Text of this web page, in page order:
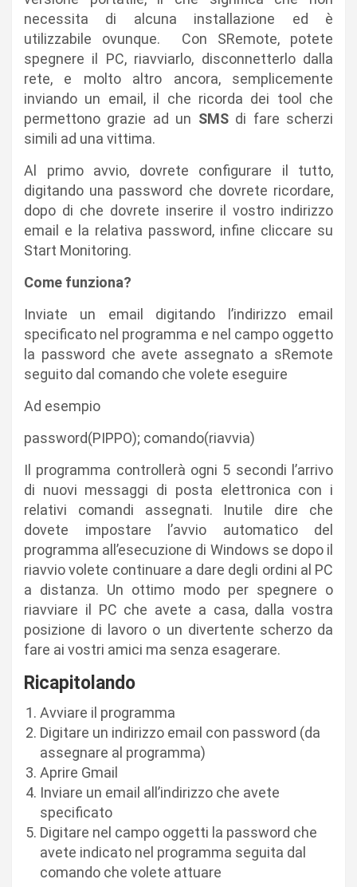
necessita di alcuna installazione ed è
utilizzabile ovunque. Con SRemote, potete
spegnere il PC, riavviarlo, disconnetterlo dalla
rete, e molto altro ancora, semplicemente
inviando un email, il che ricorda dei tool che
permettono grazie ad un SMSdi fare scherzi
simili ad una vittima.
Al primo avvio, dovrete configurare il tutto,
digitando una password che dovrete ricordare,
dopo di che dovrete inserire il vostro indirizzo
email e la relativa password, infine cliccare su
Start Monitoring.
Come funziona?
Inviate un email digitando l’indirizzo email
specificato nel programma e nel campo oggetto
la password che avete assegnato a sRemote
seguito dal comando che volete eseguire
Ad esempio
password(PIPPO); comando(riavvia)
Il programma controllerà ogni 5 secondi l’arrivo
di nuovi messaggi di posta elettronica con i
relativi comandi assegnati. Inutile dire che
dovete impostare l’avvio automatico del
programma all’esecuzione di Windows se dopo il
riavvio volete continuare a dare degli ordini al PC
a distanza. Un ottimo modo per spegnere o
riavviare il PC che avete a casa, dalla vostra
posizione di lavoro o un divertente scherzo da
fare ai vostri amici ma senza esagerare.
Ricapitolando
Avviare il programma
Digitare un indirizzo email con password (da
assegnare al programma)
Aprire Gmail
Inviare un email all’indirizzo che avete
specificato
Digitare nel campo oggetti la password che
avete indicato nel programma seguita dal
comando che volete attuare